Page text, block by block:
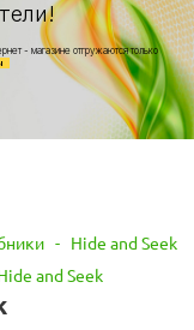
- магазине отгружаются только
- Hide and Seek
and Seek